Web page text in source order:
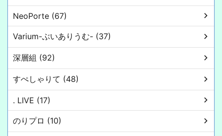
NeoPorte (67)
Varium-ぶいありうむ- (37)
深層組 (92)
すぺしゃりて (48)
. LIVE (17)
のりプロ (10)